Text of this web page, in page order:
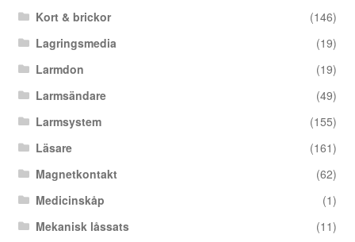
Kort & brickor
(146)
Lagringsmedia
(19)
Larmdon
(19)
Larmsändare
(49)
Larmsystem
(155)
Läsare
(161)
Magnetkontakt
(62)
Medicinskåp
(1)
Mekanisk låssats
(11)